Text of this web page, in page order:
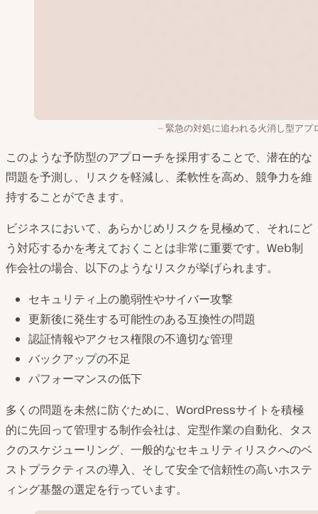
緊急の対処に追われる火消し型アプ
このような予防型のアプローチを採用することで、潜在的な
問題を予測し、リスクを軽減し、柔軟性を高め、競争力を維
持することができます。
ビジネスにおいて、あらかじめリスクを見極めて、それにど
う対応するかを考えておくことは非常に重要です。Web制
作会社の場合、以下のようなリスクが挙げられます。
セキュリティ上の脆弱性やサイバー攻撃
更新後に発生する可能性のある互換性の問題
認証情報やアクセス権限の不適切な管理
バックアップの不足
パフォーマンスの低下
多くの問題を未然に防ぐために、WordPressサイトを積極
的に先回って管理する制作会社は、定型作業の自動化、タス
クのスケジューリング、一般的なセキュリティリスクへのベ
ストプラクティスの導入、そして安全で信頼性の高いホステ
ィング基盤の選定を行っています。